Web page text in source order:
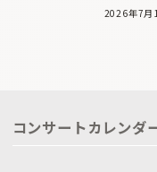
2026年7月
コンサートカレンダ